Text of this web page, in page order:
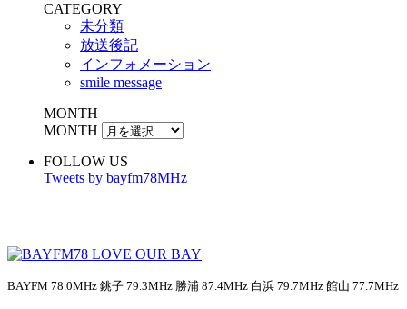
CATEGORY
未分類
放送後記
インフォメーション
smile message
MONTH
MONTH
FOLLOW US
Tweets by bayfm78MHz
BAYFM 78.0MHz 銚子 79.3MHz 勝浦 87.4MHz 白浜 79.7MHz 館山 77.7MHz